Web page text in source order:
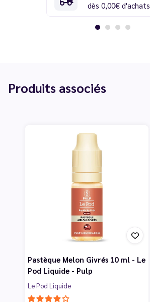
dès 0,00€ d'achats
Produits associés
Pastèque Melon Givrés 10 ml - Le
Pod Liquide - Pulp
Le Pod Liquide